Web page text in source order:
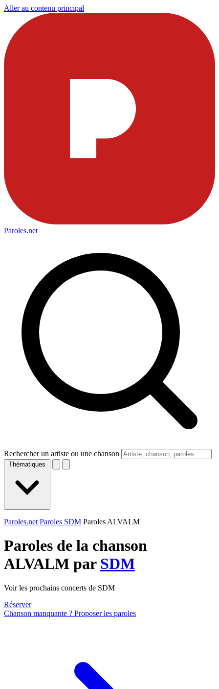
Aller au contenu principal
Paroles.net
Rechercher un artiste ou une chanson
Thématiques
Paroles.net Paroles SDM Paroles ALVALM
Paroles de la chanson
ALVALM par SDM
Voir les prochains concerts de SDM
Réserver
Chanson manquante ? Proposer les paroles